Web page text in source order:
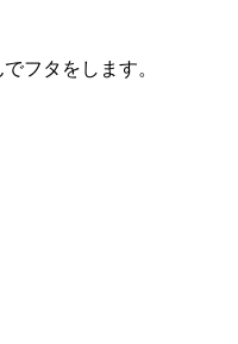
フタをします。